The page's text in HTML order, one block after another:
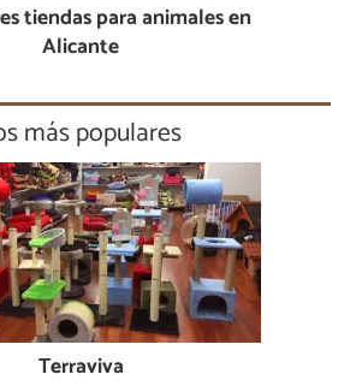
tiendas para animales en
Alicante
más populares
Terraviva